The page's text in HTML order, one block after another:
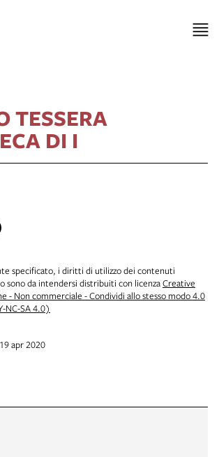
TESSERA
DI I
specificato, i diritti di utilizzo dei contenuti
sono da intendersi distribuiti con licenzaCreative
- Non commerciale - Condividi allo stesso modo 4.0
NC-SA 4.0)
apr 2020